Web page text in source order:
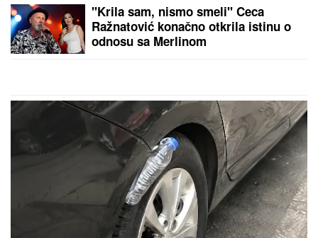
Oglasio se PIO fond, evo šta se
dešava sa isplatama novca
"NISAM HTEO DA UČESTVUJEM U TOME" Srpski
muzičar otkrio zašto je napustio "Zvezde Granda":
"Svađe su iscenirane, žiri je bitniji od takmičara"